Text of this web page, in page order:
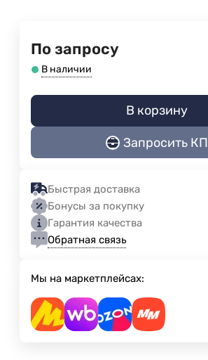
По запросу
В наличии
В корзину
Запросить КП
Быстрая доставка
Бонусы за покупку
Гарантия качества
Обратная связь
Мы на маркетплейсах: